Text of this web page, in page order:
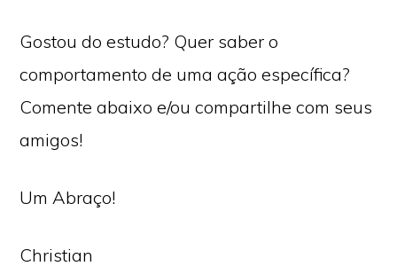
Gostou do estudo? Quer saber o
comportamento de uma ação específica?
Comente abaixo e/ou compartilhe com seus
amigos!
Um Abraço!
Christian